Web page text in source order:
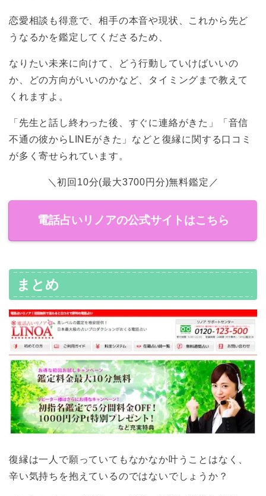
恋愛相談も得意で、相手の本音や現状、これから先ど
うなるかを鑑定してくださるため、
なりたい未来に向けて、どう行動していけばいいの
か、どの方向がいいのかなど、タイミングまで教えて
くれますよ。
「先生と話し終わった後、すぐに連絡がきた」「音信
不通の彼からLINEがきた」などと復縁に関する口コミ
が多く寄せられています。
＼初回10分(最大3700円分)無料鑑定／
電話占いリノアの公式サイトはこちら
まとめ
復縁は一人で願っていてもなかなか叶うことはなく、
辛い気持ちを抱えているのではないでしょうか？